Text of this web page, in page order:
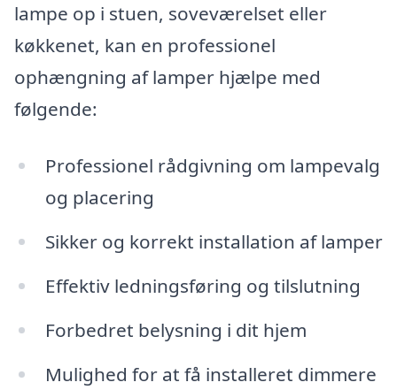
lampe op i stuen, soveværelset eller
køkkenet, kan en professionel
ophængning af lamper hjælpe med
følgende:
Professionel rådgivning om lampevalg
og placering
Sikker og korrekt installation af lamper
Effektiv ledningsføring og tilslutning
Forbedret belysning i dit hjem
Mulighed for at få installeret dimmere